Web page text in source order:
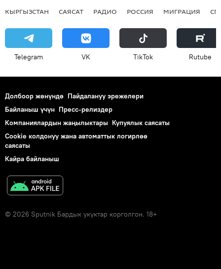
КЫРГЫЗСТАН САЯСАТ РАДИО РОССИЯ МИГРАЦИЯ
Telegram VK ТikТоk Rutube
Долбоор жөнүндө Пайдалануу эрежелери
Байланыш үчүн Пресс-релиздер
Компаниялардын жаңылыктары Купуялык саясаты
Cookie колдонуу жана автоматтык логирлөө
саясаты
Кайра байланыш
© 2026 Sputnik Бардык укуктар корголгон. 18+